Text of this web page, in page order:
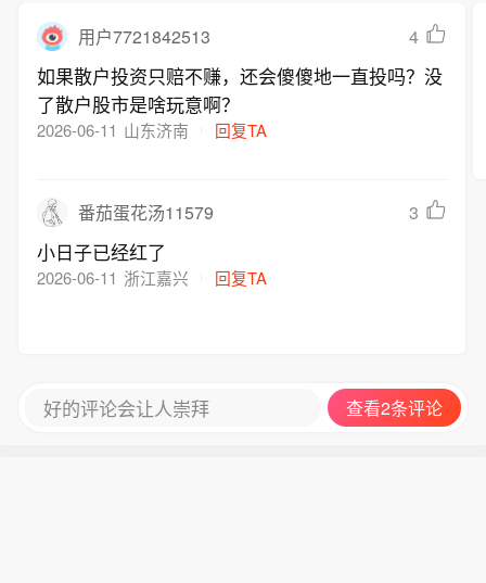
用户7721842513 4
如果散户投资只赔不赚，还会傻傻地一直投吗？没
了散户股市是啥玩意啊？
2026-06-11 山东济南 回复TA
番茄蛋花汤11579 3
小日子已经红了
2026-06-11 浙江嘉兴 回复TA
好的评论会让人崇拜 查看2条评论